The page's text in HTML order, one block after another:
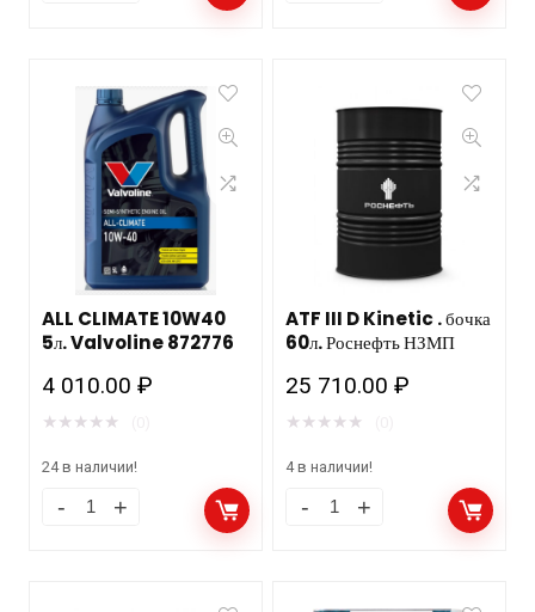
ALL CLIMATE 10W40
5л. Valvoline 872776
4 010.00₽
★ ★ ★ ★ ★
24 в наличии!
ATF III D Kinetic . бочка
60л. Роснефть НЗМП
25 710.00₽
★ ★ ★ ★ ★
4 в наличии!